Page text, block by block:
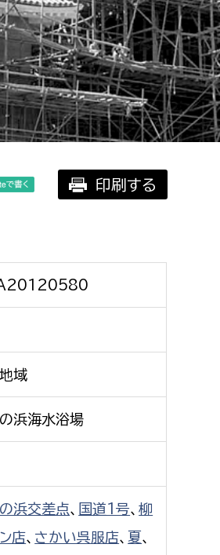
などに参加したい
わりたい
策課
部
計画課
通課
導課
査課
印刷する
域
浜海水浴場
浜交差点、 国道1号、柳
店、 さかい呉服店、 夏 、